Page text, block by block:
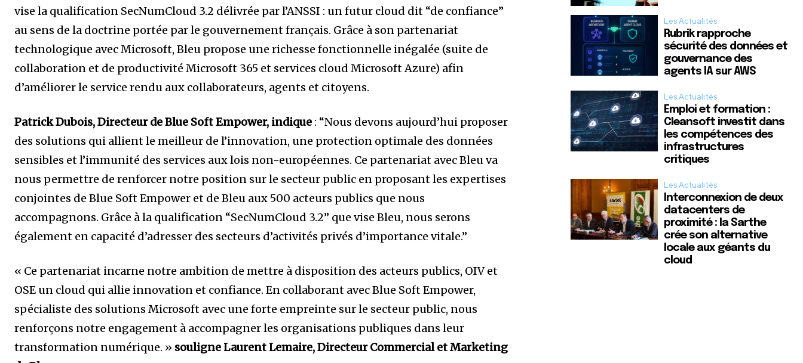
vise la qualification SecNumCloud 3.2 délivrée par l’ANSSI : un futur cloud dit “de confiance”
au sens de la doctrine portée par le gouvernement français. Grâce à son partenariat
technologique avec Microsoft, Bleu propose une richesse fonctionnelle inégalée (suite de
collaboration et de productivité Microsoft 365 et services cloud Microsoft Azure) afin
d’améliorer le service rendu aux collaborateurs, agents et citoyens.
Patrick Dubois, Directeur de Blue Soft Empower, indique : “Nous devons aujourd’hui proposer
des solutions qui allient le meilleur de l’innovation, une protection optimale des données
sensibles et l’immunité des services aux lois non-européennes. Ce partenariat avec Bleu va
nous permettre de renforcer notre position sur le secteur public en proposant les expertises
conjointes de Blue Soft Empower et de Bleu aux 500 acteurs publics que nous
accompagnons. Grâce à la qualification “SecNumCloud 3.2” que vise Bleu, nous serons
également en capacité d’adresser des secteurs d’activités privés d’importance vitale.”
« Ce partenariat incarne notre ambition de mettre à disposition des acteurs publics, OIV et
OSE un cloud qui allie innovation et confiance. En collaborant avec Blue Soft Empower,
spécialiste des solutions Microsoft avec une forte empreinte sur le secteur public, nous
renforçons notre engagement à accompagner les organisations publiques dans leur
transformation numérique. » souligne Laurent Lemaire, Directeur Commercial et Marketing
Les Actualités
Rubrik rapproche
sécurité des données et
gouvernance des
agents IA sur AWS
Les Actualités
Emploi et formation :
Cleansoft investit dans
les compétences des
infrastructures
critiques
Les Actualités
Interconnexion de deux
datacenters de
proximité : la Sarthe
crée son alternative
locale aux géants du
cloud